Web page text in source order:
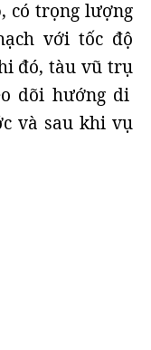
, có trọng lượng
với tốc độ
đó, tàu vũ trụ
dõi hướng di
và sau khi vụ